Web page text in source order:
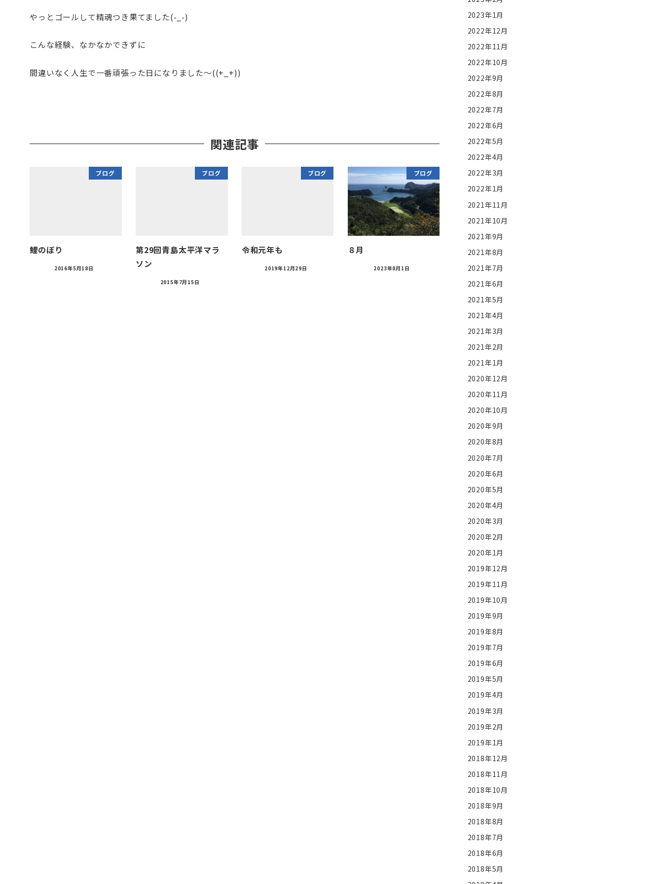
やっとゴールして精魂つき果てました(-_-)
こんな経験、なかなかできずに
間違いなく人生で一番頑張った日になりました～((+_+))
関連記事
ブログ
鯉のぼり
2016年5月18日
ブログ
第29回青島太平洋マラ
ソン
2015年7月15日
ブログ
令和元年も
2019年12月29日
ブログ
８月
2023年8月1日
2023年1月
2022年12月
2022年11月
2022年10月
2022年9月
2022年8月
2022年7月
2022年6月
2022年5月
2022年4月
2022年3月
2022年1月
2021年11月
2021年10月
2021年9月
2021年8月
2021年7月
2021年6月
2021年5月
2021年4月
2021年3月
2021年2月
2021年1月
2020年12月
2020年11月
2020年10月
2020年9月
2020年8月
2020年7月
2020年6月
2020年5月
2020年4月
2020年3月
2020年2月
2020年1月
2019年12月
2019年11月
2019年10月
2019年9月
2019年8月
2019年7月
2019年6月
2019年5月
2019年4月
2019年3月
2019年2月
2019年1月
2018年12月
2018年11月
2018年10月
2018年9月
2018年8月
2018年7月
2018年6月
2018年5月